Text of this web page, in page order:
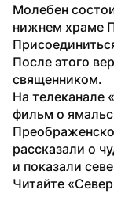
Молебен
нижнем храме
После этого
священником.
На телеканале
фильм о
рассказали о
и показали
Читайте